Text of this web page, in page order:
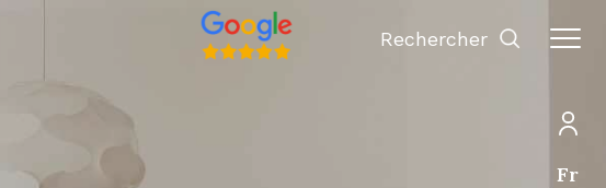
Fr
Rechercher